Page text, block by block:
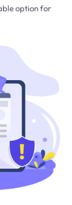
option for